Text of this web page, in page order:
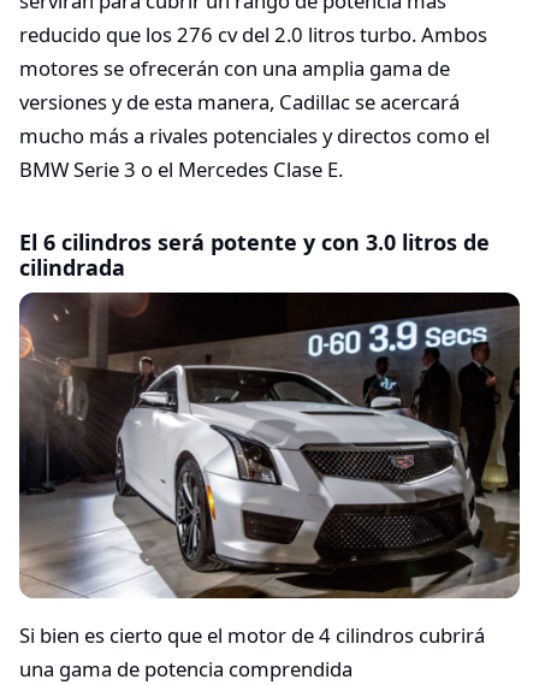
reducido que los 276 cv del 2.0 litros turbo. Ambos
motores se ofrecerán con una amplia gama de
versiones y de esta manera, Cadillac se acercará
mucho más a rivales potenciales y directos como el
BMW Serie 3 o el Mercedes Clase E.
El 6 cilindros será potente y con 3.0 litros de
cilindrada
Si bien es cierto que el motor de 4 cilindros cubrirá
una gama de potencia comprendida